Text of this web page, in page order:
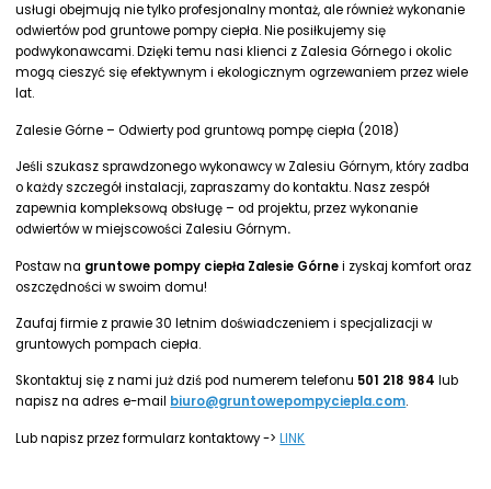
usługi obejmują nie tylko profesjonalny montaż, ale również wykonanie
odwiertów pod gruntowe pompy ciepła. Nie posiłkujemy się
podwykonawcami. Dzięki temu nasi klienci z Zalesia Górnego i okolic
mogą cieszyć się efektywnym i ekologicznym ogrzewaniem przez wiele
lat.
Zalesie Górne – Odwierty pod gruntową pompę ciepła (2018)
Jeśli szukasz sprawdzonego wykonawcy w Zalesiu Górnym, który zadba
o każdy szczegół instalacji, zapraszamy do kontaktu. Nasz zespół
zapewnia kompleksową obsługę – od projektu, przez wykonanie
odwiertów w miejscowości Zalesiu Górnym.
Postaw na gruntowe pompy ciepła Zalesie Górnei zyskaj komfort oraz
oszczędności w swoim domu!
Zaufaj firmie z prawie 30 letnim doświadczeniem i specjalizacji w
gruntowych pompach ciepła.
Skontaktuj się z nami już dziś pod numerem telefonu 501 218 984 lub
napisz na adres e-mail biuro@gruntowepompyciepla.com.
Lub napisz przez formularz kontaktowy ->LINK